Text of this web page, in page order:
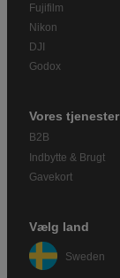
Fujifilm
Nikon
DJI
Godox
Vores tjenester
B2B
Indbytte & Brugt
Gavekort
Vælg land
Sweden